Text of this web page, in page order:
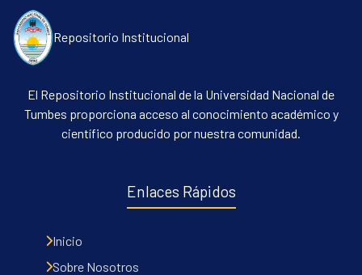
Communities & Collections
Statistics
Contacto
Repositorio Institucional
El Repositorio Institucional de la Universidad Nacional de
Tumbes proporciona acceso al conocimiento académico y
científico producido por nuestra comunidad.
Enlaces Rápidos
Inicio
Sobre Nosotros